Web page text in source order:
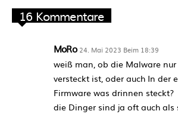
16 Kommentare
MoRo 24. Mai 2023 Beim 18:39
weiß man, ob die Malware
versteckt ist, oder auch In der
Firmware was drinnen steckt?
die Dinger sind ja oft auch als